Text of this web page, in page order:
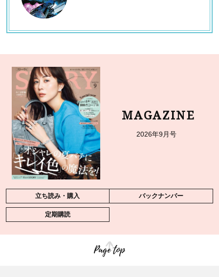
MAGAZINE
2026年9月号
立ち読み・購入 バックナンバー
定期購読
Page top